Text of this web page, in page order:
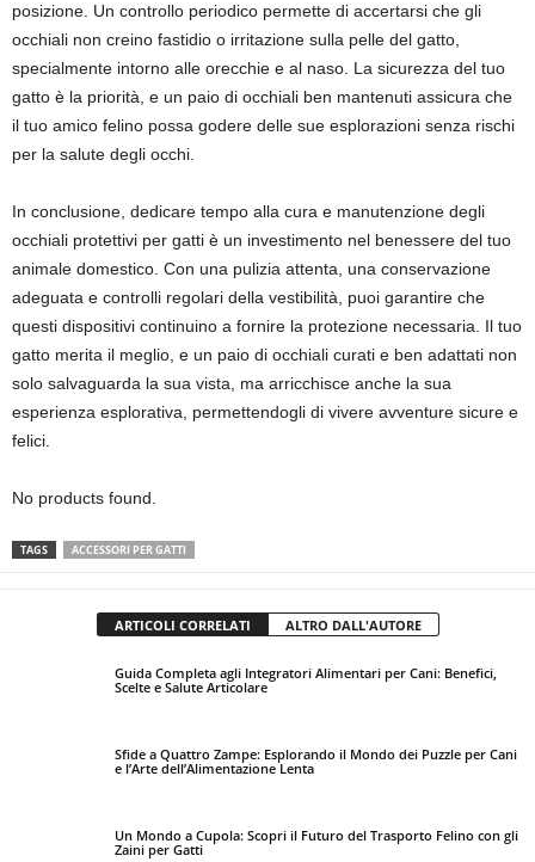
posizione. Un controllo periodico permette di accertarsi che gli
occhiali non creino fastidio o irritazione sulla pelle del gatto,
specialmente intorno alle orecchie e al naso. La sicurezza del tuo
gatto è la priorità, e un paio di occhiali ben mantenuti assicura che
il tuo amico felino possa godere delle sue esplorazioni senza rischi
per la salute degli occhi.
In conclusione, dedicare tempo alla cura e manutenzione degli
occhiali protettivi per gatti è un investimento nel benessere del tuo
animale domestico. Con una pulizia attenta, una conservazione
adeguata e controlli regolari della vestibilità, puoi garantire che
questi dispositivi continuino a fornire la protezione necessaria. Il tuo
gatto merita il meglio, e un paio di occhiali curati e ben adattati non
solo salvaguarda la sua vista, ma arricchisce anche la sua
esperienza esplorativa, permettendogli di vivere avventure sicure e
felici.
No products found.
TAGS ACCESSORI PER GATTI
ARTICOLI CORRELATI ALTRO DALL'AUTORE
Guida Completa agli Integratori Alimentari per Cani: Benefici,
Scelte e Salute Articolare
Sfide a Quattro Zampe: Esplorando il Mondo dei Puzzle per Cani
e l’Arte dell’Alimentazione Lenta
Un Mondo a Cupola: Scopri il Futuro del Trasporto Felino con gli
Zaini per Gatti